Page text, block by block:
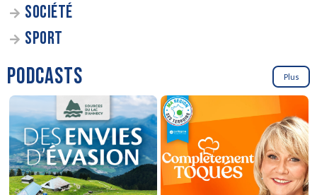
SOCIÉTÉ
SPORT
PODCASTS Plus